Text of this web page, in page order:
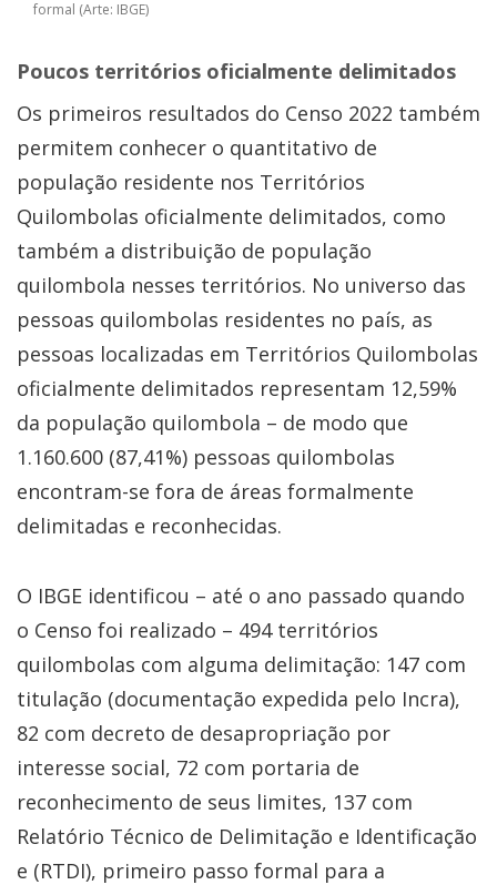
formal (Arte: IBGE)
Poucos territórios oficialmente delimitados
Os primeiros resultados do Censo 2022 também
permitem conhecer o quantitativo de
população residente nos Territórios
Quilombolas oficialmente delimitados, como
também a distribuição de população
quilombola nesses territórios. No universo das
pessoas quilombolas residentes no país, as
pessoas localizadas em Territórios Quilombolas
oficialmente delimitados representam 12,59%
da população quilombola – de modo que
1.160.600 (87,41%) pessoas quilombolas
encontram-se fora de áreas formalmente
delimitadas e reconhecidas.
O IBGE identificou – até o ano passado quando
o Censo foi realizado – 494 territórios
quilombolas com alguma delimitação: 147 com
titulação (documentação expedida pelo Incra),
82 com decreto de desapropriação por
interesse social, 72 com portaria de
reconhecimento de seus limites, 137 com
Relatório Técnico de Delimitação e Identificação
e (RTDI), primeiro passo formal para a